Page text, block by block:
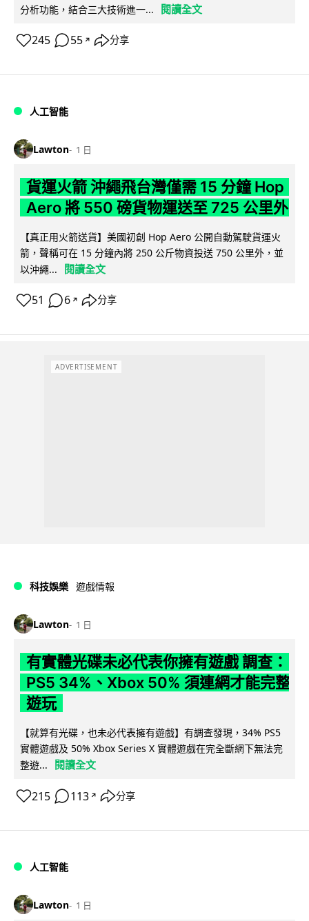
分析功能，結合三大技術進一...
閱讀全文
245 55 ↗ 分享
人工智能
Lawton 1 日
貨運火箭 沖繩飛台灣僅需 15 分鐘 Hop
Aero 將 550 磅貨物運送至 725 公里外
【真正用火箭送貨】美國初創 Hop Aero 公開自動駕駛貨運火
箭，聲稱可在 15 分鐘內將 250 公斤物資投送 750 公里外，並
以沖繩...
閱讀全文
51 6 ↗ 分享
ADVERTISEMENT
科技娛樂 遊戲情報
Lawton 1 日
有實體光碟未必代表你擁有遊戲 調查：
PS5 34%、Xbox 50% 須連網才能完整
遊玩
【就算有光碟，也未必代表擁有遊戲】有調查發現，34% PS5
實體遊戲及 50% Xbox Series X 實體遊戲在完全斷網下無法完
整遊...
閱讀全文
215 113 ↗ 分享
人工智能
Lawton 1 日